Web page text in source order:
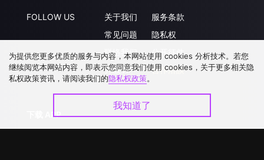
FOLLOW US
关于我们
常见问题
联络我们
升级VIP
服务条款
隐私权
公开征件
合作洽談
下载 APP
为提供您更多优质的服务与内容，本网站使用 cookies 分析技术。若您
继续阅览本网站内容，即表示您同意我们使用 cookies，关于更多相关隐
私权政策资讯，请阅读我们的隐私权政策。
我知道了